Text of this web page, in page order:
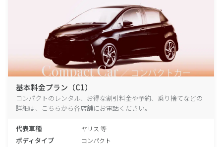
基本料金プラン（C1）
コンパクトのレンタル、お得な割引料金や予約、乗り捨てなどの
詳細は、こちらから各店舗にお電話ください。
代表車種 ヤリス 等
ボディタイプ コンパクト